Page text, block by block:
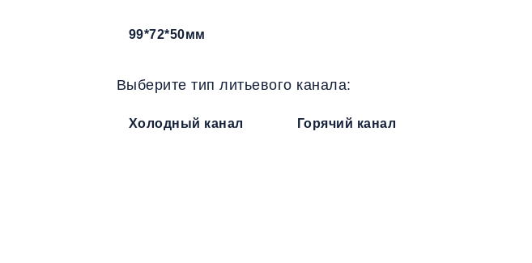
99*72*50мм
Выберите тип литьевого канала:
Холодный канал Горячий канал